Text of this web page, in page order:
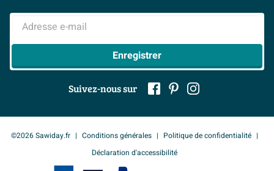
> Inspiration salle de bains
Mentions légales
Adresse e-mail
Enregistrer
Suivez-nous sur
©2026 Sawiday.fr Conditions générales
Politique de confidentialité
Déclaration d'accessibilité